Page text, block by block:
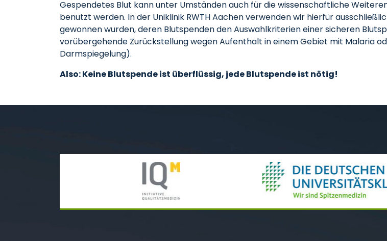
Gespendetes Blut kann unter Umständen auch für die wissenschaftliche
benutzt werden. In der Uniklinik RWTH Aachen verwenden wir hierfür
gewonnen wurden, deren Blutspenden den Auswahlkriterien einer sicheren
vorübergehende Zurückstellung wegen Aufenthalt in einem Gebiet mit Malaria
Darmspiegelung).
Also: Keine Blutspende ist überflüssig, jede Blutspende ist nötig!